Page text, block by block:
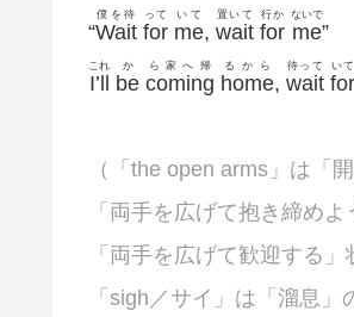
“Wait
僕を待
for
って
me
いて
, wait
置いて
for
行か
me
ないで
”
I’ll
これ
be
か
coming
ら家へ帰
home
るから
, wait
待って
for
いて
（「the open arms」は「
「両手を広げて抱き締め
「両手を広げて歓迎する
「 sigh／サイ」は「溜息」